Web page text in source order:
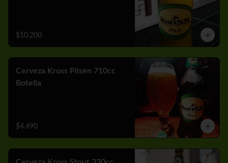
$10.200
Cerveza Kross Pilsen 710cc
Botella
$4.490